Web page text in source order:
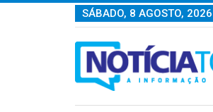
SÁBADO, 8 AGOSTO, 2026